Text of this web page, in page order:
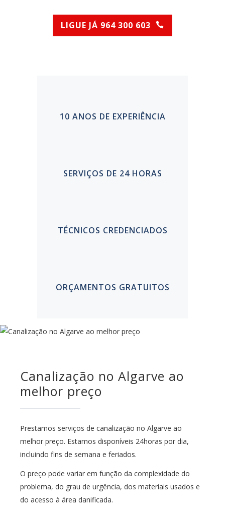
LIGUE JÁ 964 300 603
10 ANOS DE EXPERIÊNCIA
SERVIÇOS DE 24 HORAS
TÉCNICOS CREDENCIADOS
ORÇAMENTOS GRATUITOS
Canalização no Algarve ao
melhor preço
Prestamos serviços de canalização no Algarve ao
melhor preço. Estamos disponíveis 24horas por dia,
incluindo fins de semana e feriados.
O preço pode variar em função da complexidade do
problema, do grau de urgência, dos materiais usados e
do acesso à área danificada.